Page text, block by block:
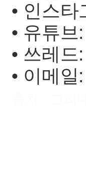
• 인스타
• 유튜브:
• 쓰레드:
• 이메일: